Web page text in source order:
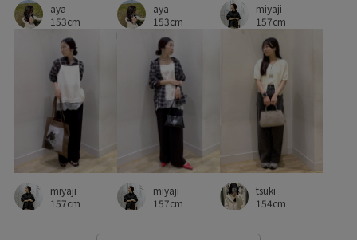
aya
153cm
aya
153cm
miyaji
157cm
miyaji
157cm
miyaji
157cm
tsuki
154cm